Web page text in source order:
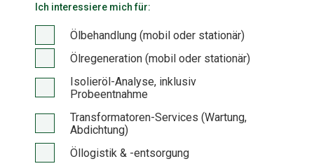
Ich interessiere mich für:
Ölbehandlung (mobil oder stationär)
Ölregeneration (mobil oder stationär)
Isolieröl-Analyse, inklusiv
Probeentnahme
Transformatoren-Services (Wartung,
Abdichtung)
Öllogistik & -entsorgung